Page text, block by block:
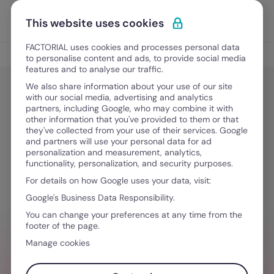
Ir para o conteúdo
Experimente Grátis
Digitalização nos RH
Digitalização nos RH
Melhor alternativa ao Primavera
Software em Portugal
Julho 7, 2026·7 minutos de leitura
QUER SIMPLIFICAR O SEU FLUXO DE
TRABALHO?
This website uses cookies
FACTORIAL uses cookies and processes personal data
to personalise content and ads, to provide social media
features and to analyse our traffic.
We also share information about your use of our site
with our social media, advertising and analytics
partners, including Google, who may combine it with
other information that you've provided to them or that
they've collected from your use of their services. Google
and partners will use your personal data for ad
personalization and measurement, analytics,
functionality, personalization, and security purposes.
For details on how Google uses your data, visit:
Google's Business Data Responsibility.
You can change your preferences at any time from the
footer of the page.
Manage cookies